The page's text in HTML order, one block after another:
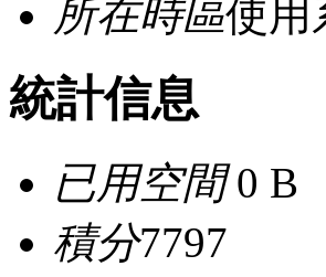
所在時區使用
統計信息
已用空間0 B
積分7797